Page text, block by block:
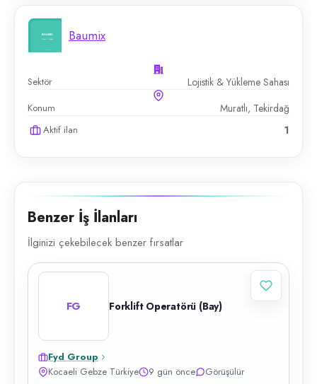
Baumix
Sektör Lojistik & Yükleme Sahası
Konum Muratlı, Tekirdağ
Aktif ilan 1
Benzer İş İlanları
İlginizi çekebilecek benzer fırsatlar
FG Forklift Operatörü (Bay)
Fyd Group
Kocaeli Gebze Türkiye
9 gün önce Görüşülür